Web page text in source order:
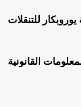
للتنقلات
القانونية